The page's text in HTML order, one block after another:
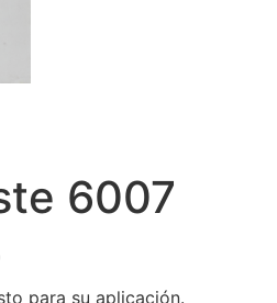
6007
para su aplicación.